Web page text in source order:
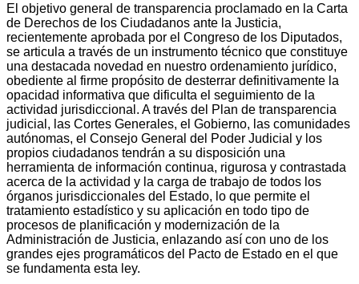
El objetivo general de transparencia proclamado en la Carta
de Derechos de los Ciudadanos ante la Justicia,
recientemente aprobada por el Congreso de los Diputados,
se articula a través de un instrumento técnico que constituye
una destacada novedad en nuestro ordenamiento jurídico,
obediente al firme propósito de desterrar definitivamente la
opacidad informativa que dificulta el seguimiento de la
actividad jurisdiccional. A través del Plan de transparencia
judicial, las Cortes Generales, el Gobierno, las comunidades
autónomas, el Consejo General del Poder Judicial y los
propios ciudadanos tendrán a su disposición una
herramienta de información continua, rigurosa y contrastada
acerca de la actividad y la carga de trabajo de todos los
órganos jurisdiccionales del Estado, lo que permite el
tratamiento estadístico y su aplicación en todo tipo de
procesos de planificación y modernización de la
Administración de Justicia, enlazando así con uno de los
grandes ejes programáticos del Pacto de Estado en el que
se fundamenta esta ley.